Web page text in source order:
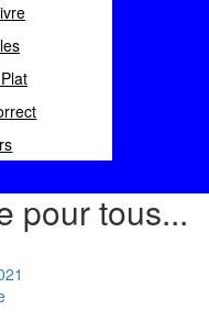
pour tous...